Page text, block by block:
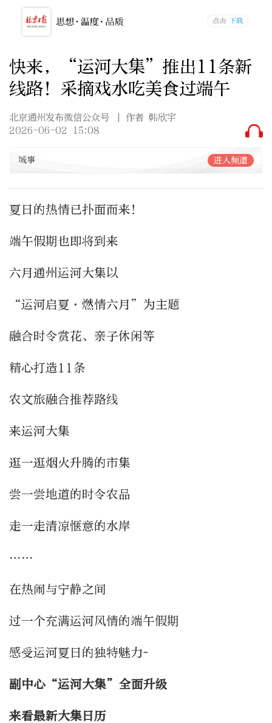
快来，“运河大集”推出11条新
线路！采摘戏水吃美食过端午
北京通州发布微信公众号
| 作者 韩欣宇
2026-06-02 15:08
城事 进入频道
夏日的热情已扑面而来！
端午假期也即将到来
六月通州运河大集以
“运河启夏·燃情六月”为主题
融合时令赏花、亲子休闲等
精心打造11条
农文旅融合推荐路线
来运河大集
逛一逛烟火升腾的市集
尝一尝地道的时令农品
走一走清凉惬意的水岸
……
在热闹与宁静之间
过一个充满运河风情的端午假期
感受运河夏日的独特魅力~
副中心“运河大集”全面升级
来看最新大集日历